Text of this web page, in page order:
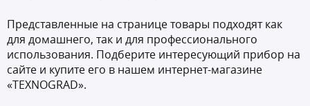
Представленные на странице товары подходят как
для домашнего, так и для профессионального
использования. Подберите интересующий прибор на
сайте и купите его в нашем интернет-магазине
«TEXNOGRAD».